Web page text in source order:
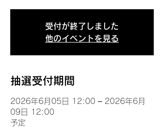
受付が終了しました
他のイベントを見る
抽選受付期間
2026年6月05日 12:00 – 2026年6月
09日 12:00
予定